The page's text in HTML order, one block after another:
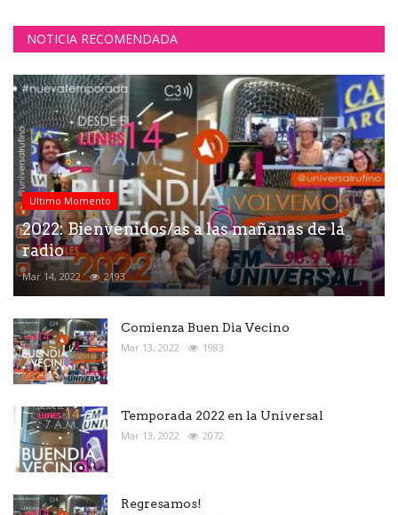
NOTICIA RECOMENDADA
Ultimo Momento
2022: Bienvenidos/as a las mañanas de la
radio
Mar 14, 2022 2193
Comienza Buen Dìa Vecino
Mar 13, 2022 1983
Temporada 2022 en la Universal
Mar 13, 2022 2072
Regresamos!